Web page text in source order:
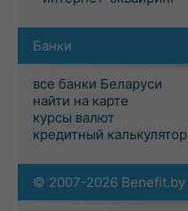
Банки
все банки Беларуси
найти на карте
курсы валют
кредитный калькулятор
© 2007-2026 Benefit.by